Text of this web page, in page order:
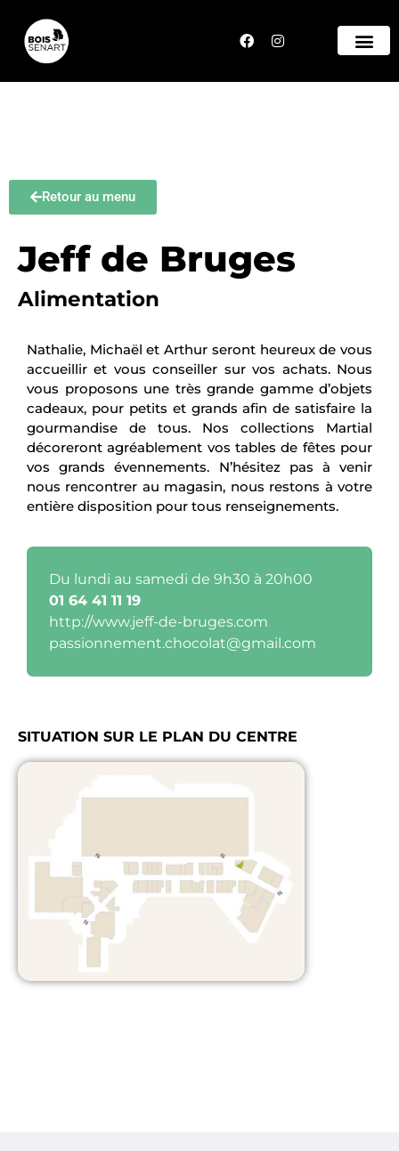
Retour au menu
Jeff de Bruges
Alimentation
Nathalie, Michaël et Arthur seront heureux de vous
accueillir et vous conseiller sur vos achats. Nous
vous proposons une très grande gamme d’objets
cadeaux, pour petits et grands afin de satisfaire la
gourmandise de tous. Nos collections Martial
décoreront agréablement vos tables de fêtes pour
vos grands évennements. N’hésitez pas à venir
nous rencontrer au magasin, nous restons à votre
entière disposition pour tous renseignements.
Du lundi au samedi de 9h30 à 20h00
01 64 41 11 19
http://www.jeff-de-bruges.com
passionnement.chocolat@gmail.com
SITUATION SUR LE PLAN DU CENTRE